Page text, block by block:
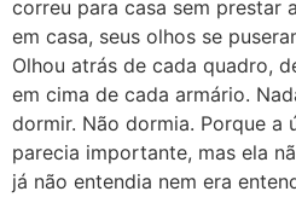
correu para casa sem prestar
em casa, seus olhos se
Olhou atrás de cada quadro,
em cima de cada armário.
dormir. Não dormia. Porque a
parecia importante, mas ela
já não entendia nem era